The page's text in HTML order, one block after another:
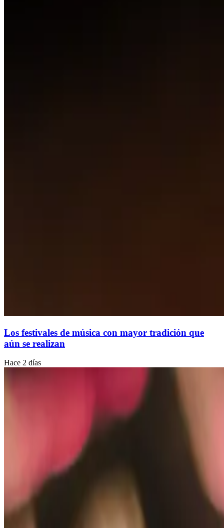
Los festivales de música con mayor tradición que
aún se realizan
Hace 2 días